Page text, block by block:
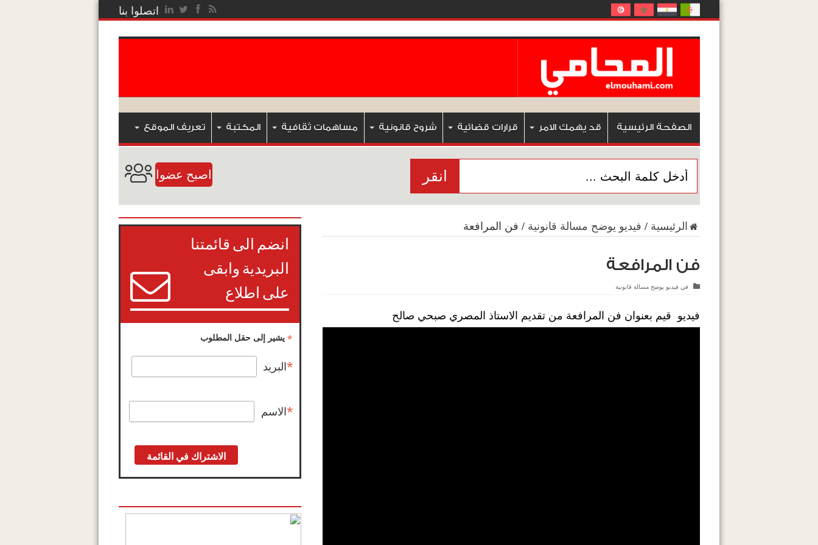
اتصلوا بنا
الصفحة الرئيسية قد يهمك الامر قرارات قضائية شروح قانونية مساهمات ثقافية المكتبة تعريف الموقع
انقر اصبح عضوا
الرئيسية / فيديو يوضح مسالة قانونية / فن المرافعة
فن المرافعة
في فيديو يوضح مسالة قانونية
فيديو قيم بعنوان فن المرافعة من تقديم الاستاذ المصري صبحي صالح
انضم الى قائمتنا
البريدية وابقى
على اطلاع
*يشير إلى حقل المطلوب
* البريد
*الاسم